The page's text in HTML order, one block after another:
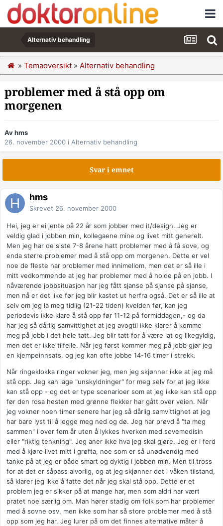
Alternativ behandling
» Temaoversikt » Alternativ behandling
problemer med å stå opp om
morgenen
Av hms
26. november 2000 i Alternativ behandling
Svar i emnet
hms
Skrevet 26. november 2000
Hei, jeg er ei jente på 22 år som jobber med it/design. Jeg er
veldig glad i jobben min, kollegaene mine og livet mitt generelt.
Men jeg har de siste 7-8 årene hatt problemer med å få sove, og
enda større problemer med å stå opp om morgenen. Dette er vel
noe de fleste har problemer med innimellom, men det er så ille i
mitt vedkommende at jeg har problemer med å holde på en jobb. I
nåværende jobbsituasjon har jeg fått sjanse på sjanse på sjanse,
men nå er det like før jeg blir kastet ut herfra også. Det er så ille at
selv om jeg la meg tidlig (21-22 tiden) kvelden før, kan jeg
periodevis ikke klare å stå opp før 11-12 på formiddagen,- og da
har jeg så dårlig samvittighet at jeg avogtil ikke klarer å komme
meg på jobb i det hele tatt. Jeg blir tatt for å være lat og likegyldig,
men det er ikke tilfelle. Når jeg først kommer meg på jobb gjør jeg
en kjempeinnsats, og jeg kan ofte jobbe 14-16 timer i strekk.
Når ringeklokka ringer vokner jeg, men jeg skjønner ikke at jeg må
stå opp. Jeg kan lage "unskyldninger" for meg selv for at jeg ikke
kan stå opp - og det er type scenarioer som at jeg ikke kan stå opp
før den rosa hesten med grønne flekker har gått over veien. Når
jeg vokner noen timer senere har jeg så dårlig samvittighet at jeg
har bare lyst til å legge meg ned og dø. Jeg har prøvd å "ta meg
sammen" i over fem år uten å lykkes hverken med sovemedisin
eller "riktig tenkning". Jeg aner ikke hva jeg skal gjøre. Jeg er i ferd
med å kjøre livet mitt i grøfta, noe som er så unødvendig med
tanke på at jeg er både smart og dyktig i jobben min. Men til tross
for at det er såpass alvorlig, og at jeg skjønner det i våken tilstand,
så klarer jeg ikke å fatte det når jeg skal stå opp. Dette er et
problem jeg er sikker på at mange har, men som aldri har vært
pratet noe særlig om. Man hører stadig om folk som har problemer
med å sovne osv, men ikke som har så store problemer med å stå
opp som jeg har. Jeg lurer på om det finnes alternative måter å